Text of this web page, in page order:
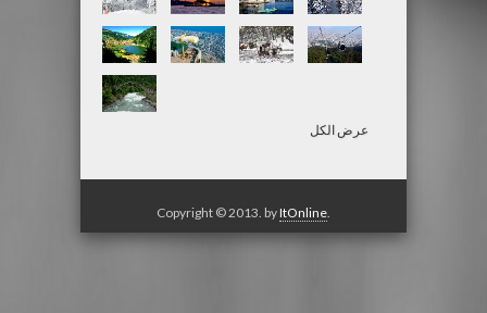
عرض الكل
Copyright © 2013. byItOnline